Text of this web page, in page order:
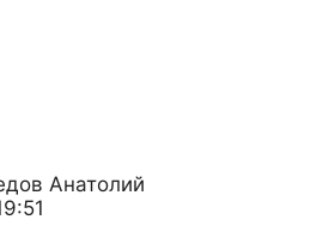
Анатолий